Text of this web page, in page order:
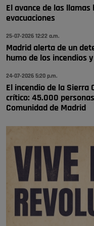
🔴
se va porke no tiene piscina
Pozuelo de Alarcón
🔴
El avance de las
evacuaciones
25-07-2026 12:22 a.m.
Madrid alerta de un
humo de los incendios
24-07-2026 5:20 p.m.
El incendio de la Sierra
crítico: 45.000
Comunidad de Madrid